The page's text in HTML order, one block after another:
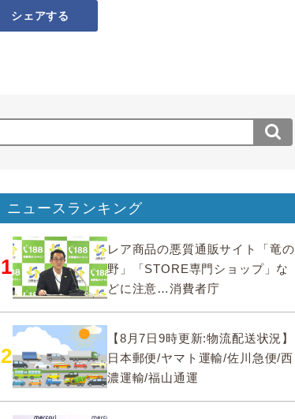
シェアする
ニュースランキング
1
レア商品の悪質通販サイト「竜の
野」「STORE専門ショップ」な
どに注意…消費者庁
2
【8月7日9時更新:物流配送状況】
日本郵便/ヤマト運輸/佐川急便/西
濃運輸/福山通運